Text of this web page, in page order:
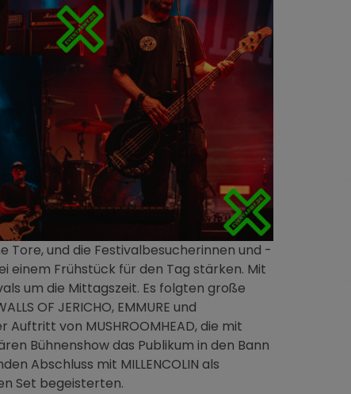
Tore, und die Festivalbesucherinnen und -
einem Frühstück für den Tag stärken. Mit
um die Mittagszeit. Es folgten große
OF JERICHO, EMMURE und
Auftritt von MUSHROOMHEAD, die mit
Bühnenshow das Publikum in den Bann
Abschluss mit MILLENCOLIN als
Set begeisterten.